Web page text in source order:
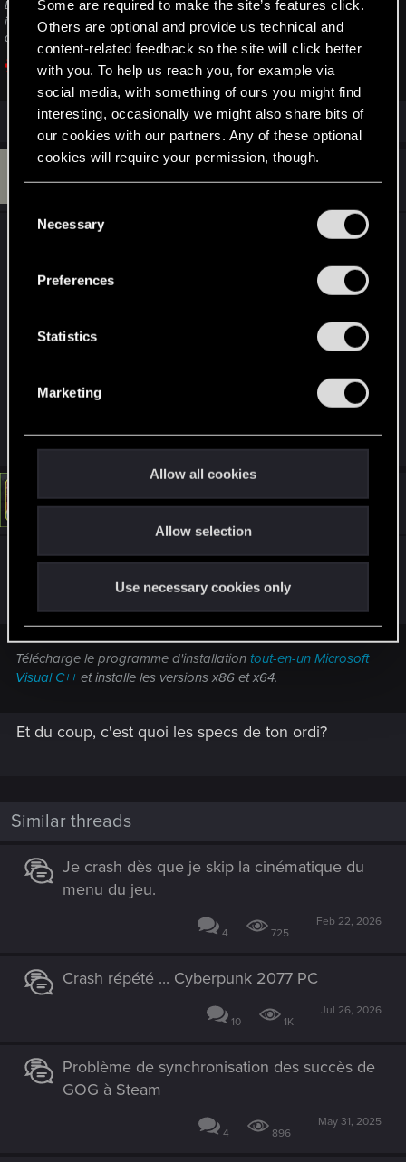
Some are required to make the site’s features click.
Others are optional and provide us technical and
content-related feedback so the site will click better
with you. To help us reach you, for example via
social media, with something of ours you might find
interesting, occasionally we might also share bits of
our cookies with our partners. Any of these optional
cookies will require your permission, though.
and tweak your preferences regarding them in the
Necessary
Preferences
Statistics
Marketing
Allow all cookies
Allow selection
Use necessary cookies only
Bienvenue dans le support technique de CD PROJEKT RED ! Vous trouverez
ici de l'aide concernant nos jeux et services, mais aussi des réponses aux
questions fréquemment posées.
support.cdprojektred.com
M Mageofeu Rookie
Jan 30, 2025
, mais avant de
poster, j'ai déjà fait tout cela et même un peu plus
Et comme j'ai tout tenté, me semble t'il, je reste
en attente d'une réponse à mon ticket déposé
LeKill3rFou Mentor
Jan 31, 2025
Ok
Du coup t'as essayé de reinstaller Microsoft Visual
C++?
Télécharge le programme d'installation tout-en-un Microsoft
Visual C++et installe les versions x86 et x64.
Et du coup, c'est quoi les specs de ton ordi?
Similar threads
Je crash dès que je skip la cinématique du
menu du jeu.
4 725
Feb 22, 2026
Crash répété ... Cyberpunk 2077 PC
10 1K
Jul 26, 2026
Problème de synchronisation des succès de
GOG à Steam
4 896
May 31, 2025